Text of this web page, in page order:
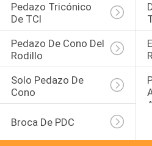
Pedazo Tricónico
De TCI
Pedazo De Cono Del
Rodillo
Solo Pedazo De
Cono
Broca De PDC